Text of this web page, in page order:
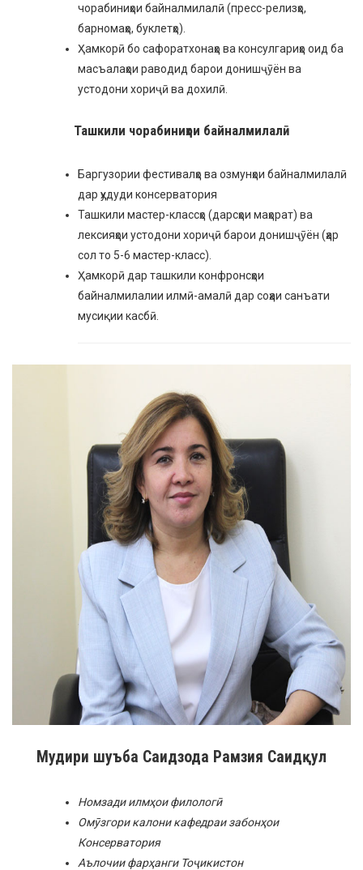
чорабиниҳои байналмилалӣ (пресс-релизҳо,
барномаҳо, буклетҳо).
Ҳамкорӣ бо сафоратхонаҳо ва консулгариҳо оид ба
масъалаҳои раводид барои донишҷӯён ва
устодони хориҷӣ ва дохилӣ.
Ташкили чорабиниҳои байналмилалӣ
Баргузории фестивалҳо ва озмунҳои байналмилалӣ
дар ҳудуди консерватория
Ташкили мастер-классҳо (дарсҳои маҳорат) ва
лексияҳои устодони хориҷӣ барои донишҷӯён (ҳар
сол то 5-6 мастер-класс).
Ҳамкорӣ дар ташкили конфронсҳои
байналмилалии илмӣ-амалӣ дар соҳаи санъати
мусиқии касбӣ.
Мудири шуъба Саидзода Рамзия Саидқул
Номзади илмҳои филологӣ
Омӯзгори калони кафедраи забонҳои
Консерватория
Аълочии фарҳанги Тоҷикистон